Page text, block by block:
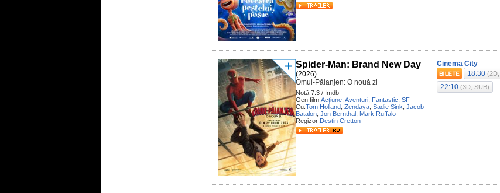
Spider-Man: Brand New Day
(2026)
Omul-Păianjen: O nouă zi
Notă 7.3 / Imdb -
Gen film:Acţiune Aventuri Fantastic SF
Cu:Tom Holland Zendaya Sadie Sink Jacob
Batalon Jon Bernthal Mark Ruffalo
Regizor:Destin Cretton
Cinema City
18:30
22:10(3D, SUB)